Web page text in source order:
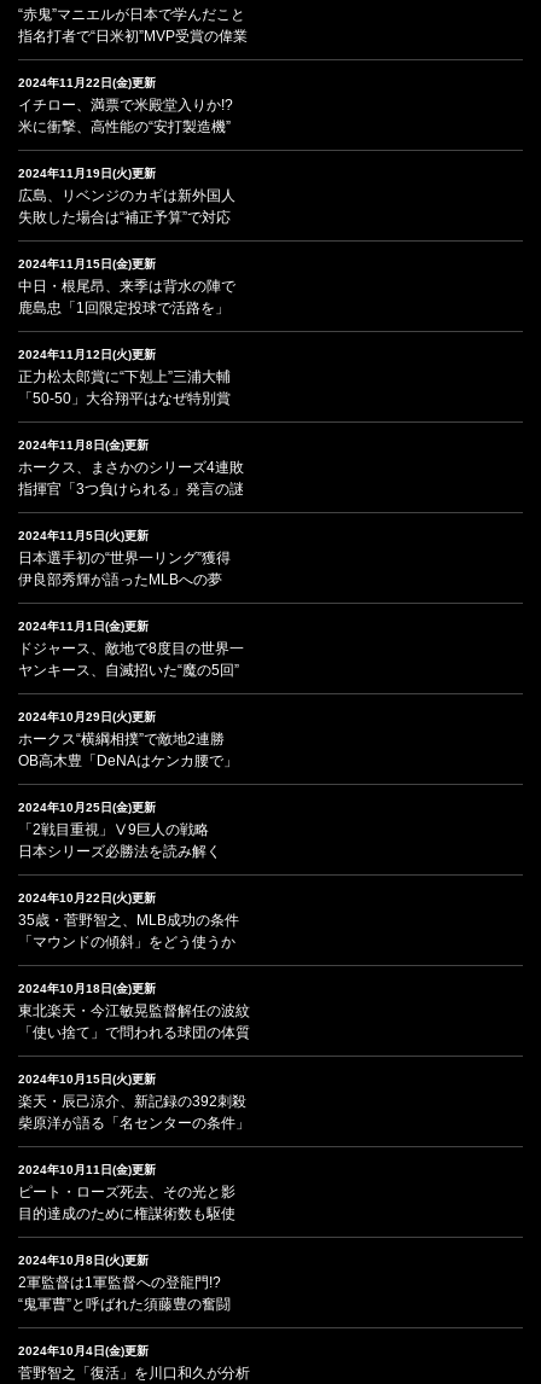
“赤鬼”マニエルが日本で学んだこと
指名打者で“日米初”MVP受賞の偉業
2024年11月22日(金)更新
イチロー、満票で米殿堂入りか!?
米に衝撃、高性能の“安打製造機”
2024年11月19日(火)更新
広島、リベンジのカギは新外国人
失敗した場合は“補正予算”で対応
2024年11月15日(金)更新
中日・根尾昂、来季は背水の陣で
鹿島忠「1回限定投球で活路を」
2024年11月12日(火)更新
正力松太郎賞に“下剋上”三浦大輔
「50-50」大谷翔平はなぜ特別賞
2024年11月8日(金)更新
ホークス、まさかのシリーズ4連敗
指揮官「3つ負けられる」発言の謎
2024年11月5日(火)更新
日本選手初の“世界一リング”獲得
伊良部秀輝が語ったMLBへの夢
2024年11月1日(金)更新
ドジャース、敵地で8度目の世界一
ヤンキース、自滅招いた“魔の5回”
2024年10月29日(火)更新
ホークス“横綱相撲”で敵地2連勝
OB高木豊「DeNAはケンカ腰で」
2024年10月25日(金)更新
「2戦目重視」Ⅴ9巨人の戦略
日本シリーズ必勝法を読み解く
2024年10月22日(火)更新
35歳・菅野智之、MLB成功の条件
「マウンドの傾斜」をどう使うか
2024年10月18日(金)更新
東北楽天・今江敏晃監督解任の波紋
「使い捨て」で問われる球団の体質
2024年10月15日(火)更新
楽天・辰己涼介、新記録の392刺殺
柴原洋が語る「名センターの条件」
2024年10月11日(金)更新
ピート・ローズ死去、その光と影
目的達成のために権謀術数も駆使
2024年10月8日(火)更新
2軍監督は1軍監督への登龍門!?
“鬼軍曹”と呼ばれた須藤豊の奮闘
2024年10月4日(金)更新
菅野智之「復活」を川口和久が分析